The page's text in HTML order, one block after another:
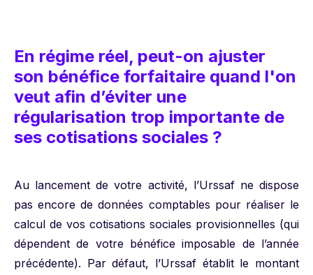
En régime réel, peut-on ajuster
son bénéfice forfaitaire quand l'on
veut afin d’éviter une
régularisation trop importante de
ses cotisations sociales ?
Au lancement de votre activité, l’Urssaf ne dispose
pas encore de données comptables pour réaliser le
calcul de vos cotisations sociales provisionnelles (qui
dépendent de votre bénéfice imposable de l’année
précédente). Par défaut, l’Urssaf établit le montant